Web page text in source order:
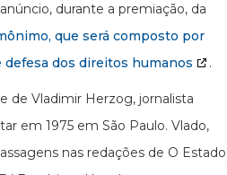
durante a premiação, da
que será composto por
dos direitos humanos
.
de Vladimir Herzog, jornalista
em 1975 em São Paulo. Vlado,
nas redações de O Estado